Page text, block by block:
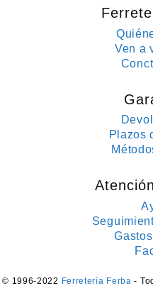
Ven a
Plazos
© 1996-2022 Ferretería Ferba-